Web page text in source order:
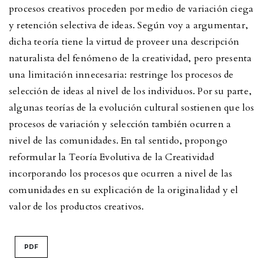
procesos creativos proceden por medio de variación ciega
y retención selectiva de ideas. Según voy a argumentar,
dicha teoría tiene la virtud de proveer una descripción
naturalista del fenómeno de la creatividad, pero presenta
una limitación innecesaria: restringe los procesos de
selección de ideas al nivel de los individuos. Por su parte,
algunas teorías de la evolución cultural sostienen que los
procesos de variación y selección también ocurren a
nivel de las comunidades. En tal sentido, propongo
reformular la Teoría Evolutiva de la Creatividad
incorporando los procesos que ocurren a nivel de las
comunidades en su explicación de la originalidad y el
valor de los productos creativos.
PDF